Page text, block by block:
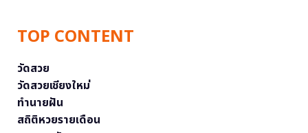
TOP CONTENT
วัดสวย
วัดสวยเชียงใหม่
ทำนายฝัน
สถิติหวยรายเดือน